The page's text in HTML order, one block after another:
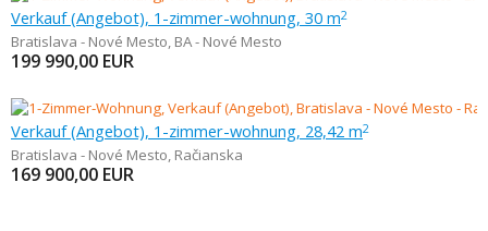
Verkauf (Angebot), 1-zimmer-wohnung, 30 m2
Bratislava - Nové Mesto, BA - Nové Mesto
199 990,00 EUR
Verkauf (Angebot), 1-zimmer-wohnung, 28,42 m2
Bratislava - Nové Mesto, Račianska
169 900,00 EUR